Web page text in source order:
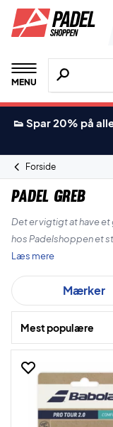
MENU
Søg efter
👟 Spar 20% på
Forside
Padel greb
Det er vigtigt at have
hos Padelshoppen et
mærker som ZERV,
God shopping blandt
Læs mere
Mærker
Mest populære